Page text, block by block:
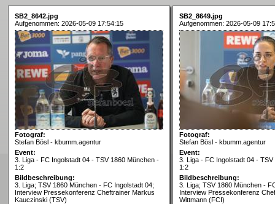
SB2_8642.jpg
Aufgenommen: 2026-05-09 17:54:15
Fotograf:
Stefan Bösl - kbumm.agentur
Event:
3. Liga - FC Ingolstadt 04 - TSV 1860 München -
1:2
Bildbeschreibung:
3. Liga; TSV 1860 München - FC Ingolstadt 04;
Interview Pressekonferenz Cheftrainer Markus
Kauczinski (TSV)
SB2_8649.jpg
Aufgenommen: 2026-05-09
Fotograf:
Stefan Bösl - kbumm.agentur
Event:
3. Liga - FC Ingolstadt 04 -
1:2
Bildbeschreibung:
3. Liga; TSV 1860 München -
Interview Pressekonferenz
Wittmann (FCI)